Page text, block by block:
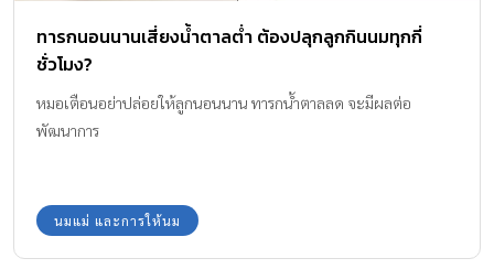
ทารกนอนนานเสี่ยงน้ำตาลต่ำ ต้องปลุกลูกกินนมทุกกี่
ชั่วโมง?
หมอเตือนอย่าปล่อยให้ลูกนอนนาน ทารกน้ำตาลลด จะมีผลต่อ
พัฒนาการ
นมแม่ และการให้นม